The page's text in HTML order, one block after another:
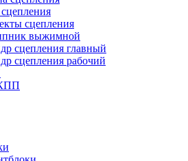
сцепления
выжимной
сцепления главный
сцепления рабочий